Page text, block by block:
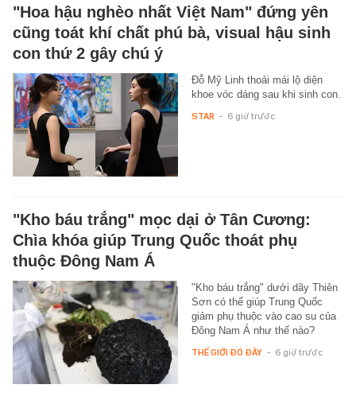
"Hoa hậu nghèo nhất Việt Nam" đứng yên
cũng toát khí chất phú bà, visual hậu sinh
con thứ 2 gây chú ý
Đỗ Mỹ Linh thoải mái lộ diện
khoe vóc dáng sau khi sinh con.
STAR - 6 giờ trước
"Kho báu trắng" mọc dại ở Tân Cương:
Chìa khóa giúp Trung Quốc thoát phụ
thuộc Đông Nam Á
"Kho báu trắng" dưới dãy Thiên
Sơn có thể giúp Trung Quốc
giảm phụ thuộc vào cao su của
Đông Nam Á như thế nào?
THẾ GIỚI ĐÓ ĐÂY - 6 giờ trước